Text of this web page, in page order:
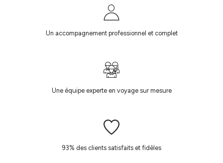
Un accompagnement professionnel et complet
Une équipe experte en voyage sur mesure
93% des clients satisfaits et fidèles